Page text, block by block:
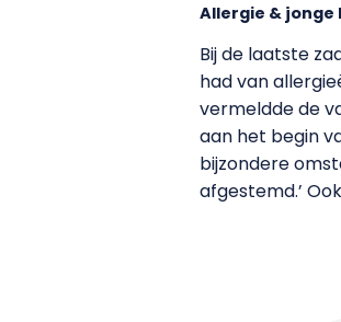
Allergie &
Bij de laatste
had van
vermeldde de
aan het begin
bijzondere
afgestemd.’